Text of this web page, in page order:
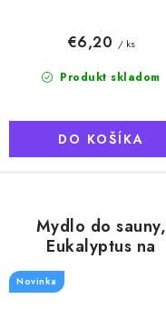
Produkt skladom
€6,20 / ks
DO KOŠÍKA
Mydlo do sauny,
Eukalyptus na
povrázku, 180g
Novinka